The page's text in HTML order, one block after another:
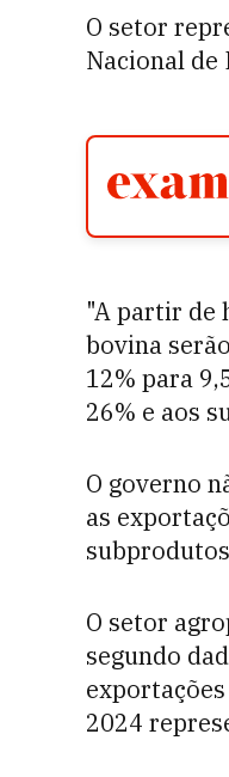
O setor
Nacional de
"A partir de
bovina
12% para
26% e aos
O governo
as
O setor
segundo
2024